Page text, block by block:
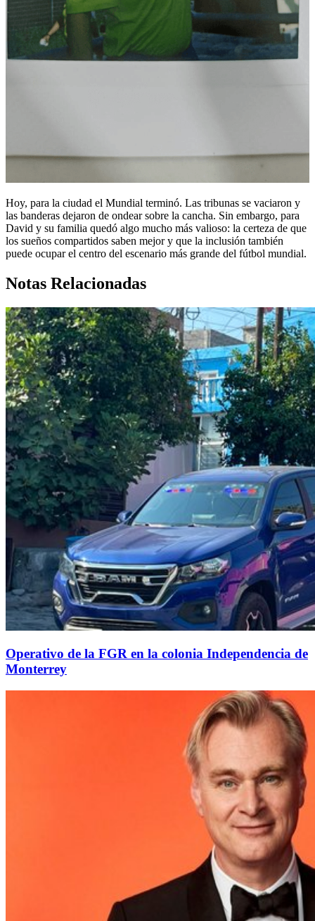
Hoy, para la ciudad el Mundial terminó. Las tribunas se vaciaron y
las banderas dejaron de ondear sobre la cancha. Sin embargo, para
David y su familia quedó algo mucho más valioso: la certeza de que
los sueños compartidos saben mejor y que la inclusión también
puede ocupar el centro del escenario más grande del fútbol mundial.
Notas Relacionadas
Operativo de la FGR en la colonia Independencia de
Monterrey